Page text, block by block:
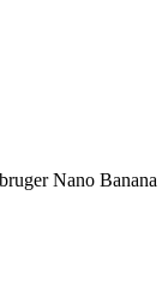
Nano Banana